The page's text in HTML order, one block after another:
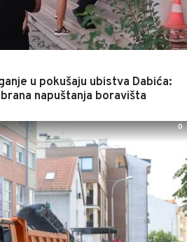
u pokušaju ubistva Dabića:
napuštanja boravišta
0